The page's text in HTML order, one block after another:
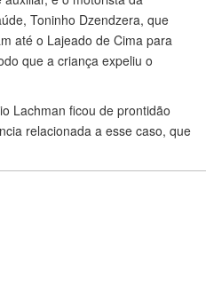
Toninho Dzendzera, que
até o Lajeado de Cima para
que a criança expeliu o
Lachman ficou de prontidão
relacionada a esse caso, que